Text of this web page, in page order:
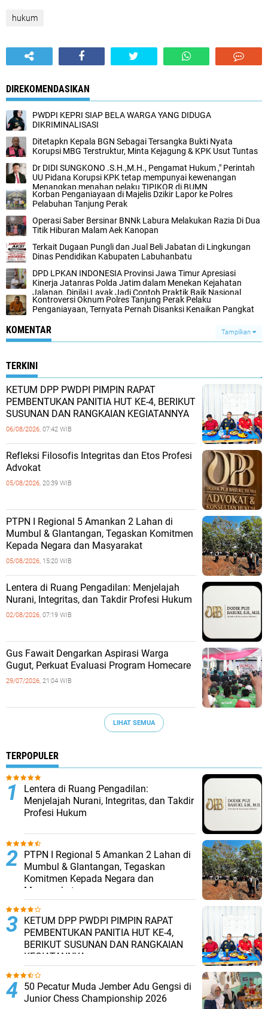
hukum
DIREKOMENDASIKAN
PWDPI KEPRI SIAP BELA WARGA YANG DIDUGA
DIKRIMINALISASI
Ditetapkn Kepala BGN Sebagai Tersangka Bukti Nyata
Korupsi MBG Terstruktur, Minta Kejagung & KPK Usut Tuntas
Dr DIDI SUNGKONO .S.H.,M.H., Pengamat Hukum ," Perintah
UU Pidana Korupsi KPK tetap mempunyai kewenangan
Menangkap,menahan pelaku TIPIKOR di BUMN
Korban Penganiayaan di Majelis Dzikir Lapor ke Polres
Pelabuhan Tanjung Perak
Operasi Saber Bersinar BNNk Labura Melakukan Razia Di Dua
Titik Hiburan Malam Aek Kanopan
Terkait Dugaan Pungli dan Jual Beli Jabatan di Lingkungan
Dinas Pendidikan Kabupaten Labuhanbatu
DPD LPKAN INDONESIA Provinsi Jawa Timur Apresiasi
Kinerja Jatanras Polda Jatim dalam Menekan Kejahatan
Jalanan, Dinilai Layak Jadi Contoh Praktik Baik Nasional
Kontroversi Oknum Polres Tanjung Perak Pelaku
Penganiayaan, Ternyata Pernah Disanksi Kenaikan Pangkat
KOMENTAR Tampilkan
TERKINI
KETUM DPP PWDPI PIMPIN RAPAT
PEMBENTUKAN PANITIA HUT KE-4, BERIKUT
SUSUNAN DAN RANGKAIAN KEGIATANNYA
06/08/2026, 07:42 WIB
Refleksi Filosofis Integritas dan Etos Profesi
Advokat
05/08/2026, 20:39 WIB
PTPN I Regional 5 Amankan 2 Lahan di
Mumbul & Glantangan, Tegaskan Komitmen
Kepada Negara dan Masyarakat
05/08/2026, 15:20 WIB
​Lentera di Ruang Pengadilan: Menjelajah
Nurani, Integritas, dan Takdir Profesi Hukum
02/08/2026, 07:19 WIB
‎Gus Fawait Dengarkan Aspirasi Warga
Gugut, Perkuat Evaluasi Program Homecare ‎
29/07/2026, 21:04 WIB
LIHAT SEMUA
TERPOPULER
​Lentera di Ruang Pengadilan:
Menjelajah Nurani, Integritas, dan Takdir
Profesi Hukum
PTPN I Regional 5 Amankan 2 Lahan di
Mumbul & Glantangan, Tegaskan
Komitmen Kepada Negara dan
Masyarakat
KETUM DPP PWDPI PIMPIN RAPAT
PEMBENTUKAN PANITIA HUT KE-4,
BERIKUT SUSUNAN DAN RANGKAIAN
KEGIATANNYA
50 Pecatur Muda Jember Adu Gengsi di
Junior Chess Championship 2026